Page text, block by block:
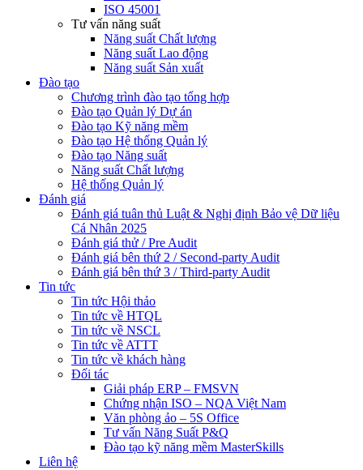
ISO 45001
Tư vấn năng suất
Năng suất Chất lượng
Năng suất Lao động
Năng suất Sản xuất
Đào tạo
Chương trình đào tạo tổng hợp
Đào tạo Quản lý Dự án
Đào tạo Kỹ năng mềm
Đào tạo Hệ thống Quản lý
Đào tạo Năng suất
Năng suất Chất lượng
Hệ thống Quản lý
Đánh giá
Đánh giá tuân thủ Luật & Nghị định Bảo vệ Dữ liệu
Cá Nhân 2025
Đánh giá thử / Pre Audit
Đánh giá bên thứ 2 / Second-party Audit
Đánh giá bên thứ 3 / Third-party Audit
Tin tức
Tin tức Hội thảo
Tin tức về HTQL
Tin tức về NSCL
Tin tức về ATTT
Tin tức về khách hàng
Đối tác
Giải pháp ERP – FMSVN
Chứng nhận ISO – NQA Việt Nam
Văn phòng ảo – 5S Office
Tư vấn Năng Suất P&Q
Đào tạo kỹ năng mềm MasterSkills
Liên hệ